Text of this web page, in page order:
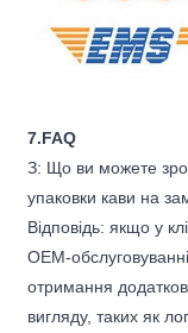
7.FAQ
З: Що ви можете
упаковки кави на
Відповідь: якщо у
OEM-
отримання
вигляду, таких як